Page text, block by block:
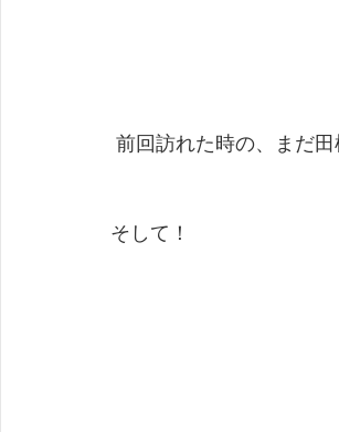
前回訪れた時の、まだ
そして！